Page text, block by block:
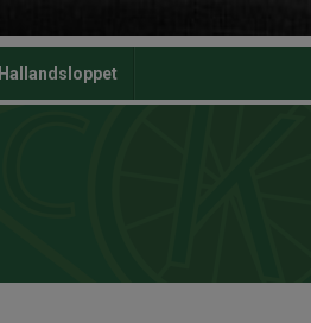
Hallandsloppet